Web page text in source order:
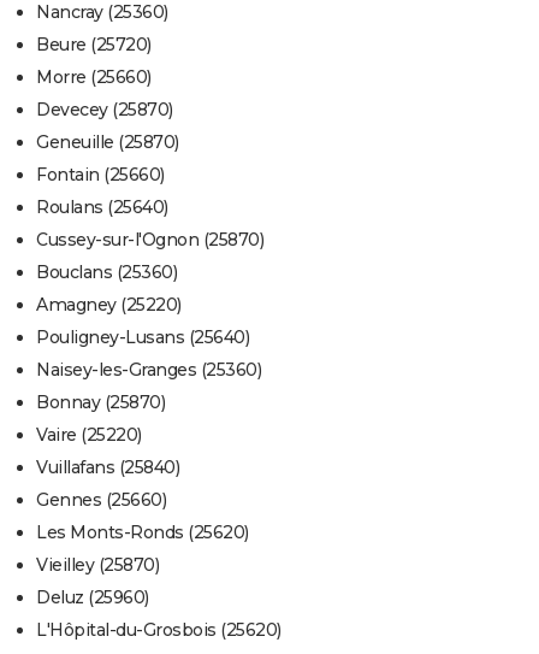
Nancray (25360)
Beure (25720)
Morre (25660)
Devecey (25870)
Geneuille (25870)
Fontain (25660)
Roulans (25640)
Cussey-sur-l'Ognon (25870)
Bouclans (25360)
Amagney (25220)
Pouligney-Lusans (25640)
Naisey-les-Granges (25360)
Bonnay (25870)
Vaire (25220)
Vuillafans (25840)
Gennes (25660)
Les Monts-Ronds (25620)
Vieilley (25870)
Deluz (25960)
L'Hôpital-du-Grosbois (25620)